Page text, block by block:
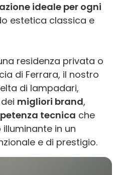
ideale per ogni
estetica classica e
residenza privata o
di Ferrara, il nostro
di lampadari,
migliori brand,
tecnica che
in un
e di prestigio.